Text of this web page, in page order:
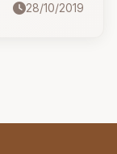
28/10/2019